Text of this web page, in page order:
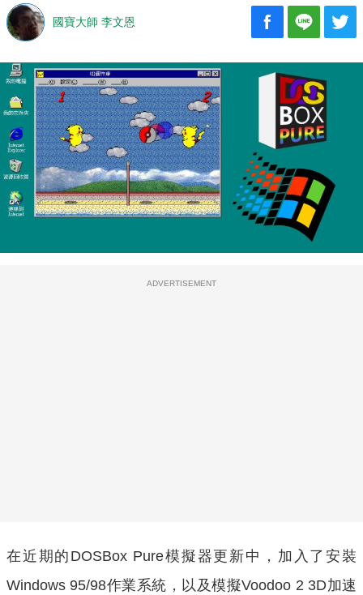
國寶大師 李文恩
ADVERTISEMENT
在近期的DOSBox Pure模擬器更新中，加入了安裝
Windows 95/98作業系統，以及模擬Voodoo 2 3D加速